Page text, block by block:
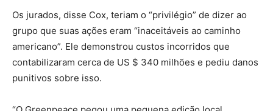
Os jurados, disse Cox, teriam o “privilégio” de dizer ao
grupo que suas ações eram “inaceitáveis ​​ao caminho
americano”. Ele demonstrou custos incorridos que
contabilizaram cerca de US $ 340 milhões e pediu danos
punitivos sobre isso.